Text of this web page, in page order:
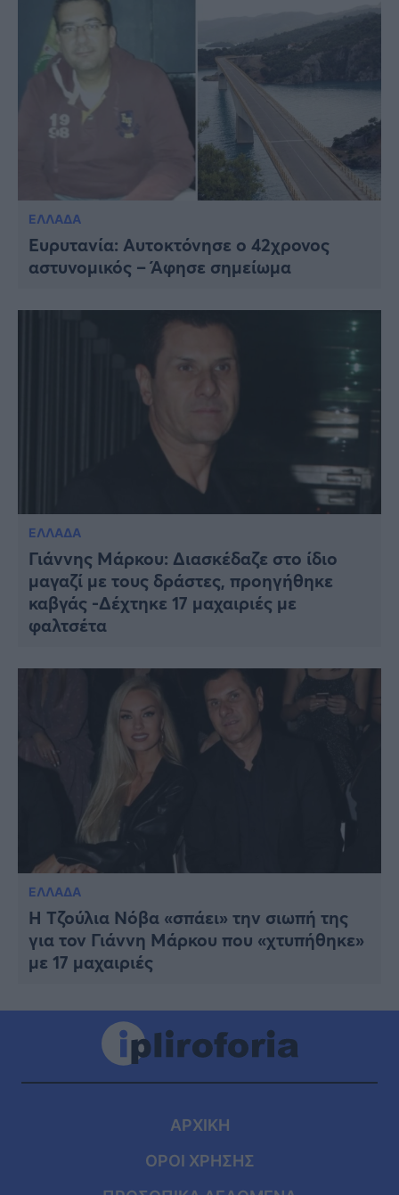
ΕΛΛΑΔΑ
Ευρυτανία: Αυτοκτόνησε ο 42χρονος
αστυνομικός – Άφησε σημείωμα
ΕΛΛΑΔΑ
Γιάννης Μάρκου: Διασκέδαζε στο ίδιο
μαγαζί με τους δράστες, προηγήθηκε
καβγάς -Δέχτηκε 17 μαχαιριές με
φαλτσέτα
ΕΛΛΑΔΑ
Η Τζούλια Νόβα «σπάει» την σιωπή της
για τον Γιάννη Μάρκου που «χτυπήθηκε»
με 17 μαχαιριές
ΑΡΧΙΚΗ
ΟΡΟΙ ΧΡΗΣΗΣ